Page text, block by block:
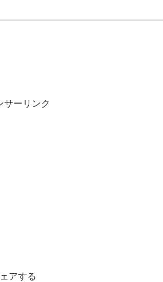
サーリンク
アする